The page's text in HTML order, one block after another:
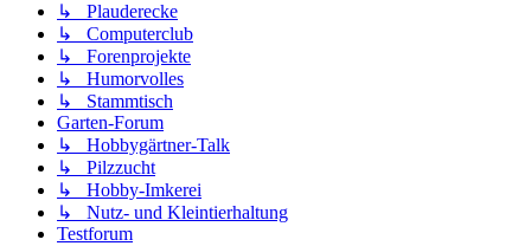
↳ Plauderecke
↳ Computerclub
↳ Forenprojekte
↳ Humorvolles
↳ Stammtisch
Garten-Forum
↳ Hobbygärtner-Talk
↳ Pilzzucht
↳ Hobby-Imkerei
↳ Nutz- und Kleintierhaltung
Testforum